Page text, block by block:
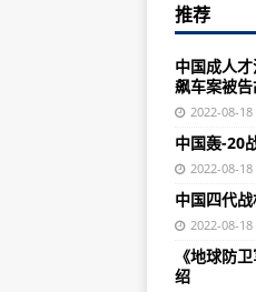
推荐
中国成人
飙车案被
2022-08-18
中国轰-20
2022-08-18
中国四代
2022-08-18
《地球防
绍